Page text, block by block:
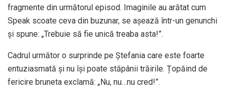
fragmente din următorul episod. Imaginile au arătat cum
Speak scoate ceva din buzunar, se așează într-un genunchi
și spune: „Trebuie să fie unică treaba asta!”.
Cadrul următor o surprinde pe Ştefania care este foarte
entuziasmată și nu își poate stăpânii trăirile. Țopăind de
fericire bruneta exclamă: „Nu, nu…nu cred!”.